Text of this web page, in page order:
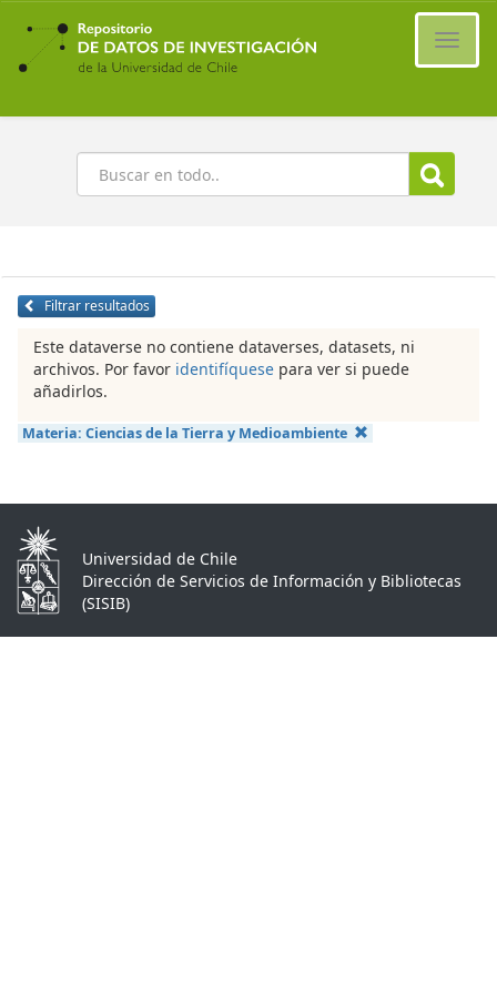
Ir
contenido
principal
Buscar
Filtrar resultados
Este dataverse no contiene dataverses, datasets, ni
archivos. Por favor identifíquese para ver si puede
añadirlos.
Materia: Ciencias de la Tierra y Medioambiente
Universidad de Chile
Dirección de Servicios de Información y Bibliotecas
(SISIB)